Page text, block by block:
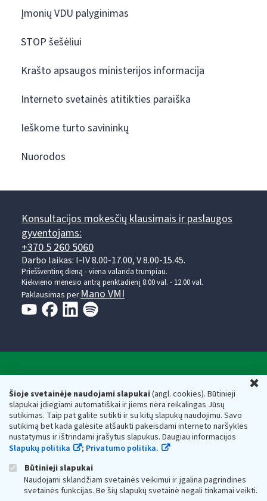
Šioje svetainėje naudojami slapukai(angl. cookies). Būtinieji
slapukai įdiegiami automatiškai ir jiems nėra reikalingas Jūsų
sutikimas. Taip pat galite sutikti ir su kitų slapukų naudojimu. Savo
sutikimą bet kada galėsite atšaukti pakeisdami interneto naršyklės
nustatymus ir ištrindami įrašytus slapukus. Daugiau informacijos
Slapukų politika
; Privatumo politika.
Būtinieji slapukai
Naudojami sklandžiam svetainės veikimui ir įgalina pagrindines
svetainės funkcijas. Be šių slapukų svetainė negali tinkamai veikti.
Įmonių VDU palyginimas
STOP šešėliui
Krašto apsaugos ministerijos informacija
Interneto svetainės atitikties paraiška
Ieškome turto savininkų
Nuorodos
Konsultacijos mokesčių klausimais ir paslaugos
gyventojams:
+370 5 260 5060
Darbo laikas: I-IV 8.00-17.00, V 8.00-15.45.
Prieššventinę dieną - viena valanda trumpiau.
Kiekvieno mėnesio antrą penktadienį 8.00 val. - 12.00 val.
Paklausimas perMano VMI
Valstybinė mokesčių inspekcija prie Lietuvos
Respublikos finansų ministerijos
Biudžetinė įstaiga. Juridinio asmens kodas — 188659752,
adresas: Vasario 16-osios g. 14, 01107 Vilnius, Lietuva, el.paštas:
vmi@vmi.lt , E. pristatymo dėžutės adresas 188659752
Duomenys apie Valstybinę mokesčių inspekciją prie Lietuvos
Respublikos finansų ministerijos kaupiami ir saugomi Juridinių